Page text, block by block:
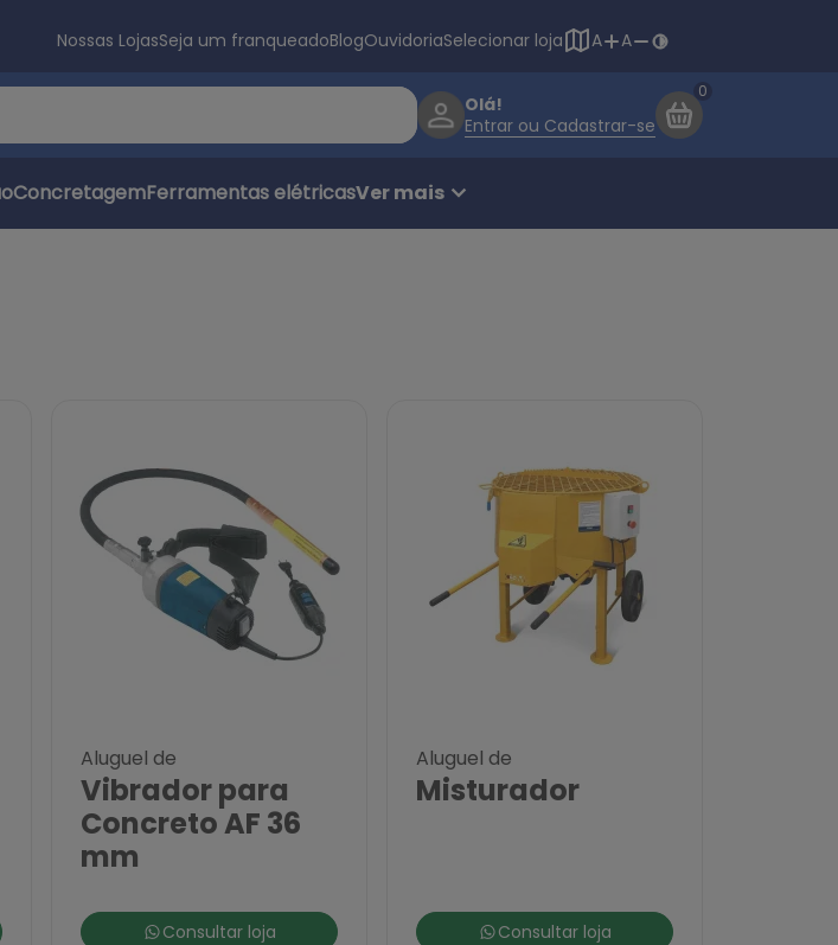
Nossas LojasSeja um franqueadoBlogOuvidoriaSelecionar loja A A
Olá!
Entrar ou Cadastrar-se
ConcretagemFerramentas elétricasVer mais
Aluguel de
Vibrador para
Concreto AF 36
mm
Consultar loja
Aluguel de
Misturador
Consultar loja